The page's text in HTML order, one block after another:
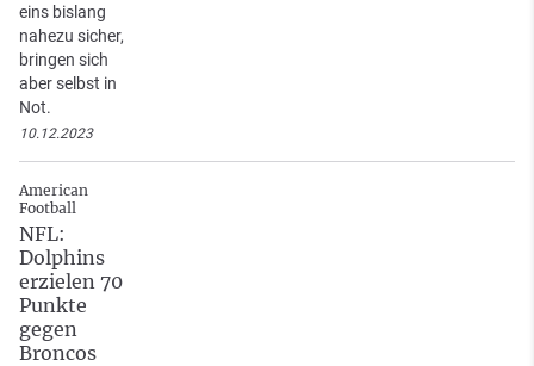
eins bislang
nahezu sicher,
bringen sich
aber selbst in
Not.
10.12.2023
American
Football
NFL:
Dolphins
erzielen 70
Punkte
gegen
Broncos